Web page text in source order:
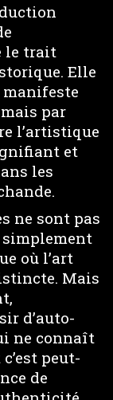
le trait
Elle
manifeste
mais par
l’artistique
et
les
ne sont pas
simplement
où l’art
Mais
d’auto-
ne connaît
peut-
de